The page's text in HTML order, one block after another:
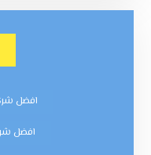
افضل
افضل